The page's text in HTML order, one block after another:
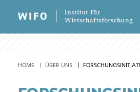
HOME ÜBER UNS